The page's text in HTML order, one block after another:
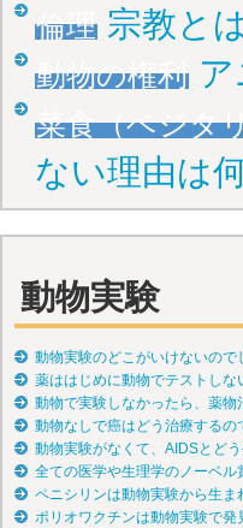
倫理 宗教と
動物の権利
菜食（ベジタ
ない理由は
動物実験
動物実験のどこがいけないので
薬ははじめに動物でテストし
動物で実験しなかったら、薬
動物なしで癌はどう治療するの
動物実験がなくて、AIDSとど
全ての医学や生理学のノーベ
ペニシリンは動物実験から生
ポリオワクチンは動物実験で